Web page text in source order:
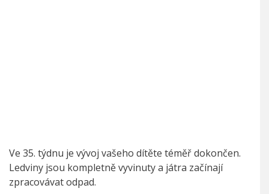
Ve 35. týdnu je vývoj vašeho dítěte téměř dokončen.
Ledviny jsou kompletně vyvinuty a játra začínají
zpracovávat odpad.